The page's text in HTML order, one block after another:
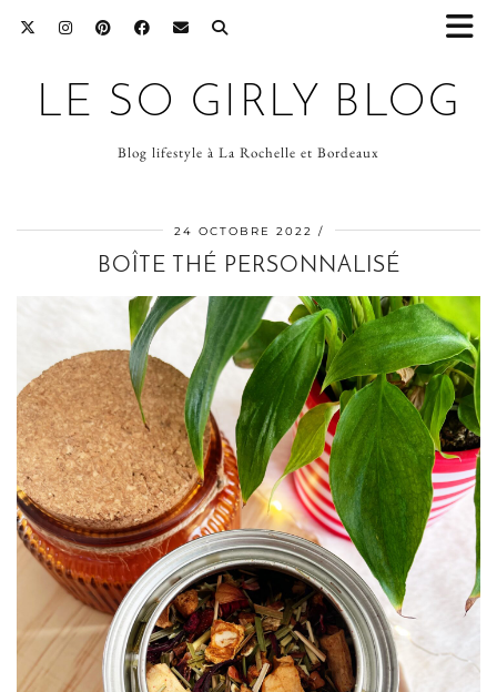
LE SO GIRLY BLOG
Blog lifestyle à La Rochelle et Bordeaux
24 OCTOBRE 2022
BOÎTE THÉ PERSONNALISÉ